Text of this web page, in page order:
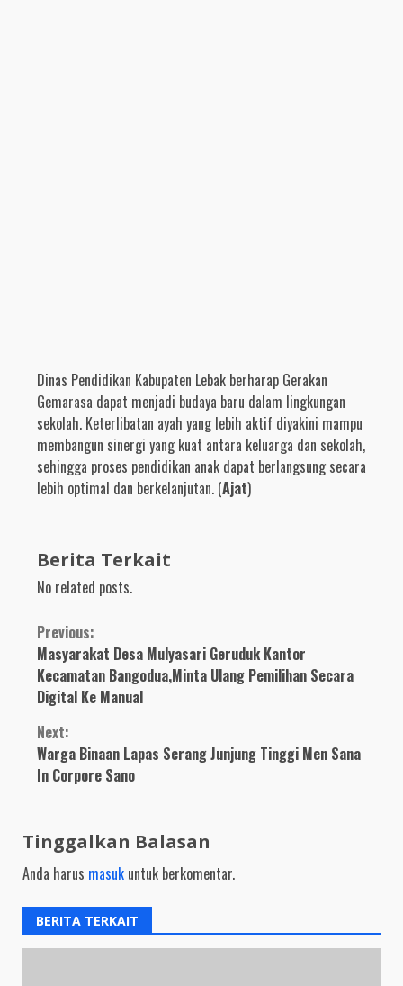
Dinas Pendidikan Kabupaten Lebak berharap Gerakan
Gemarasa dapat menjadi budaya baru dalam lingkungan
sekolah. Keterlibatan ayah yang lebih aktif diyakini mampu
membangun sinergi yang kuat antara keluarga dan sekolah,
sehingga proses pendidikan anak dapat berlangsung secara
lebih optimal dan berkelanjutan. (Ajat)
Berita Terkait
No related posts.
Continue
Reading
Previous:
Masyarakat Desa Mulyasari Geruduk Kantor
Kecamatan Bangodua,Minta Ulang Pemilihan Secara
Digital Ke Manual
Next:
Warga Binaan Lapas Serang Junjung Tinggi Men Sana
In Corpore Sano
Tinggalkan Balasan
Anda harus masuk untuk berkomentar.
BERITA TERKAIT